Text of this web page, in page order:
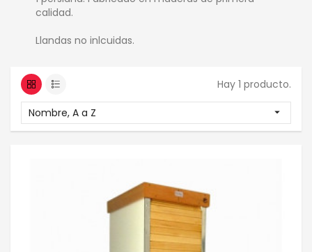
calidad.
Llandas no inlcuidas.
Hay 1 producto.
Nombre, A a Z 